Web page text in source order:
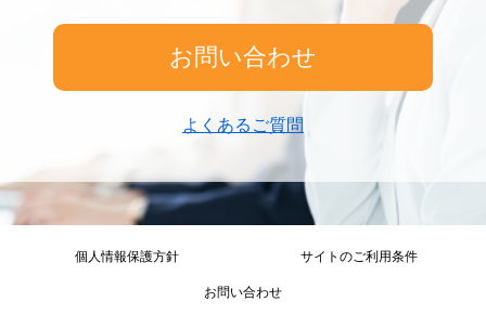
お問い合わせ
よくあるご質問
個人情報保護方針 サイトのご利用条件
お問い合わせ